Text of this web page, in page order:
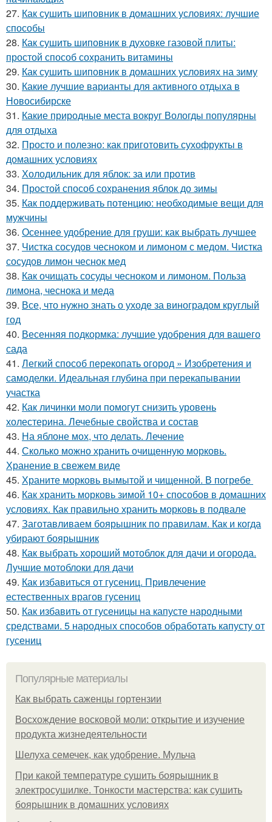
27. Как сушить шиповник в домашних условиях: лучшие
способы
28. Как сушить шиповник в духовке газовой плиты:
простой способ сохранить витамины
29. Как сушить шиповник в домашних условиях на зиму
30. Какие лучшие варианты для активного отдыха в
Новосибирске
31. Какие природные места вокруг Вологды популярны
для отдыха
32. Просто и полезно: как приготовить сухофрукты в
домашних условиях
33. Холодильник для яблок: за или против
34. Простой способ сохранения яблок до зимы
35. Как поддерживать потенцию: необходимые вещи для
мужчины
36. Осеннее удобрение для груши: как выбрать лучшее
37. Чистка сосудов чесноком и лимоном с медом. Чистка
сосудов лимон чеснок мед
38. Как очищать сосуды чесноком и лимоном. Польза
лимона, чеснока и меда
39. Все, что нужно знать о уходе за виноградом круглый
год
40. Весенняя подкормка: лучшие удобрения для вашего
сада
41. Легкий способ перекопать огород » Изобретения и
самоделки. Идеальная глубина при перекапывании
участка
42. Как личинки моли помогут снизить уровень
холестерина. Лечебные свойства и состав
43. На яблоне мох, что делать. Лечение
44. Сколько можно хранить очищенную морковь.
Хранение в свежем виде
45. Храните морковь вымытой и чищенной. В погребе
46. Как хранить морковь зимой 10+ способов в домашних
условиях. Как правильно хранить морковь в подвале
47. Заготавливаем боярышник по правилам. Как и когда
убирают боярышник
48. Как выбрать хороший мотоблок для дачи и огорода.
Лучшие мотоблоки для дачи
49. Как избавиться от гусениц. Привлечение
естественных врагов гусениц
50. Как избавить от гусеницы на капусте народными
средствами. 5 народных способов обработать капусту от
гусениц
Популярные материалы
Как выбрать саженцы гортензии
Восхождение восковой моли: открытие и изучение
продукта жизнедеятельности
Шелуха семечек, как удобрение. Мульча
При какой температуре сушить боярышник в
электросушилке. Тонкости мастерства: как сушить
боярышник в домашних условиях